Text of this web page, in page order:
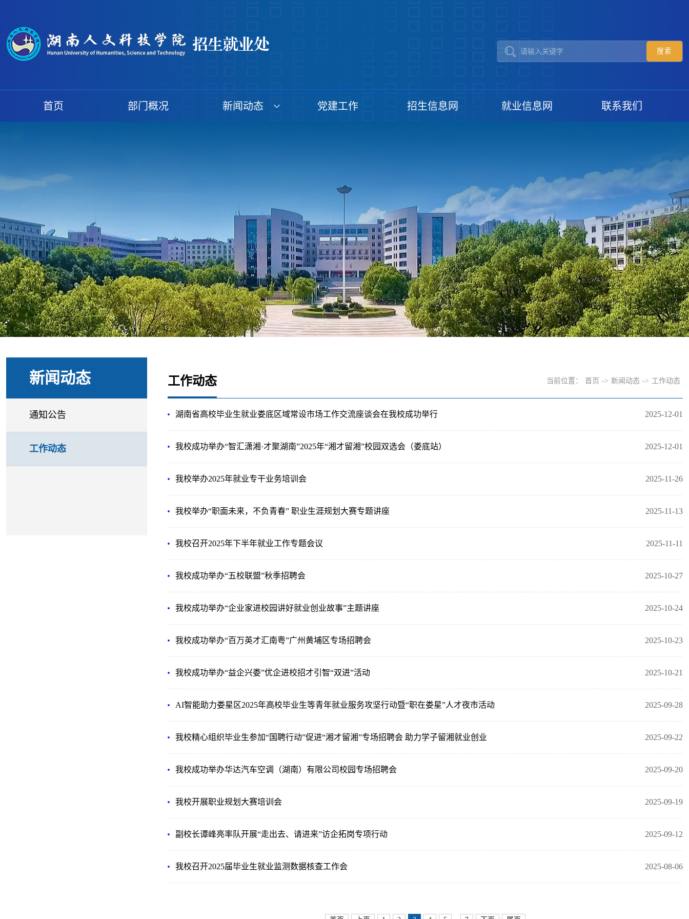
首页 部门概况 新闻动态 党建工作 招生信息网 就业信息网 联系我们
新闻动态
通知公告
工作动态
工作动态 当前位置： 首页 -> 新闻动态 -> 工作动态
2025-12-01
湖南省高校毕业生就业娄底区域常设市场工作交流座谈会在我校成功举行
2025-12-01
我校成功举办“智汇潇湘·才聚湖南”2025年“湘才留湘”校园双选会（娄底站）
2025-11-26
我校举办2025年就业专干业务培训会
2025-11-13
我校举办“职面未来，不负青春” 职业生涯规划大赛专题讲座
2025-11-11
我校召开2025年下半年就业工作专题会议
2025-10-27
我校成功举办“五校联盟”秋季招聘会
2025-10-24
我校成功举办“企业家进校园讲好就业创业故事”主题讲座
2025-10-23
我校成功举办“百万英才汇南粤”广州黄埔区专场招聘会
2025-10-21
我校成功举办“益企兴娄”优企进校招才引智“双进”活动
2025-09-28
AI智能助力娄星区2025年高校毕业生等青年就业服务攻坚行动暨“职在娄星”人才夜市活动
2025-09-22
我校精心组织毕业生参加“国聘行动”促进“湘才留湘”专场招聘会 助力学子留湘就业创业
2025-09-20
我校成功举办华达汽车空调（湖南）有限公司校园专场招聘会
2025-09-19
我校开展职业规划大赛培训会
2025-09-12
副校长谭峰亮率队开展“走出去、请进来”访企拓岗专项行动
2025-08-06
我校召开2025届毕业生就业监测数据核查工作会